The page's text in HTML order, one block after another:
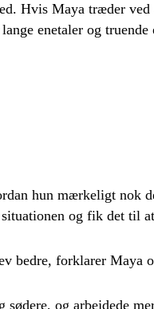
Hvis Maya træder
enetaler og
hun mærkeligt nok
og fik det til
bedre, forklarer Maya
sødere, og arbejdede